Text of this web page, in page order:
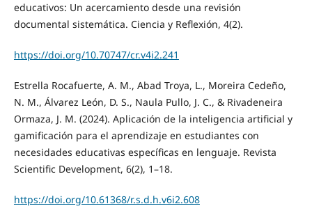
educativos: Un acercamiento desde una revisión
documental sistemática. Ciencia y Reflexión, 4(2).
https://doi.org/10.70747/cr.v4i2.241
Estrella Rocafuerte, A. M., Abad Troya, L., Moreira Cedeño,
N. M., Álvarez León, D. S., Naula Pullo, J. C., & Rivadeneira
Ormaza, J. M. (2024). Aplicación de la inteligencia artificial y
gamificación para el aprendizaje en estudiantes con
necesidades educativas específicas en lenguaje. Revista
Scientific Development, 6(2), 1–18.
https://doi.org/10.61368/r.s.d.h.v6i2.608